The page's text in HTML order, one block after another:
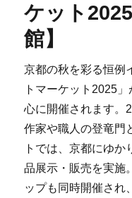
ケット
館】
京都の秋を彩る恒例
トマーケット2025
心に開催されます。
作家や職人の登竜門
トでは、京都にゆ
品展示・販売を実施
ップも同時開催され